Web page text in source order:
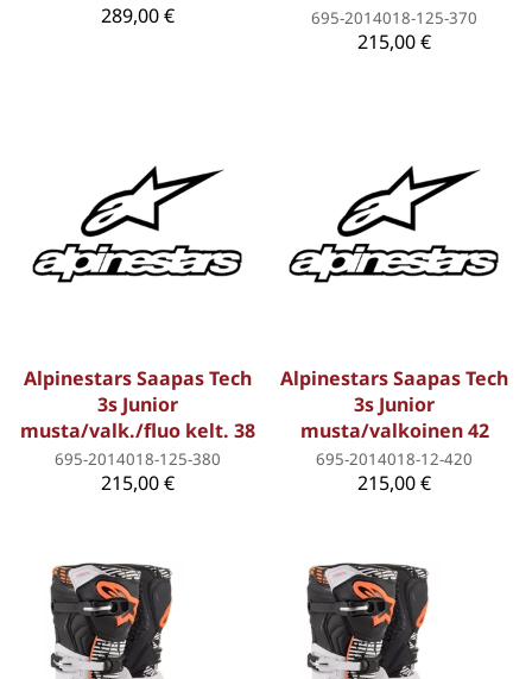
289,00 € 695-2014018-125-370
215,00 €
Alpinestars Saapas Tech
3s Junior
musta/valk./fluo kelt. 38
695-2014018-125-380
215,00 €
Alpinestars Saapas Tech
3s Junior
musta/valkoinen 42
695-2014018-12-420
215,00 €